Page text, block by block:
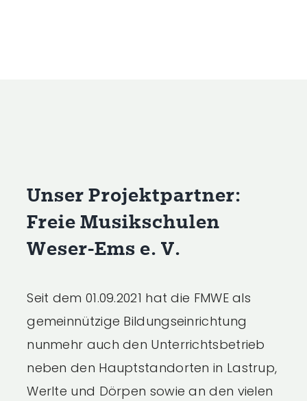
Unser Projektpartner:
Freie Musikschulen
Weser-Ems e. V.
Seit dem 01.09.2021 hat die FMWE als
gemeinnützige Bildungseinrichtung
nunmehr auch den Unterrichtsbetrieb
neben den Hauptstandorten in Lastrup,
Werlte und Dörpen sowie an den vielen